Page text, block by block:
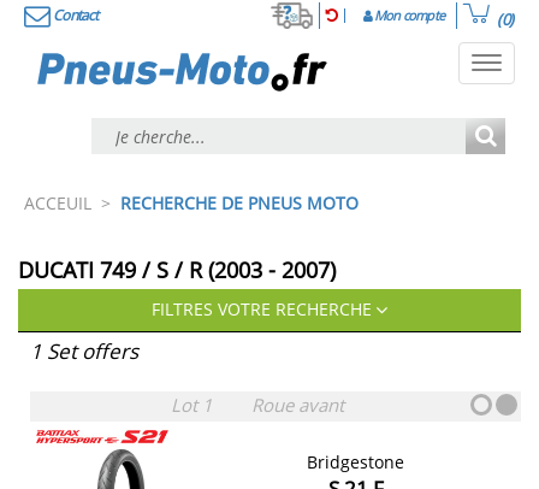
Contact Mon compte (0)
ACCEUIL > RECHERCHE DE PNEUS MOTO
DUCATI 749 / S / R (2003 - 2007)
FILTRES VOTRE RECHERCHE
1 Set offers
Lot 1 Roue avant
Bridgestone